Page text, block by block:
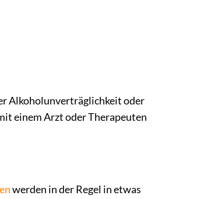
Alkoholunverträglichkeit oder
einem Arzt oder Therapeuten
werden in der Regel in etwas